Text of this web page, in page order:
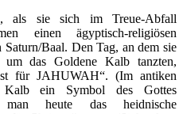
als sie sich im Treue-Abfall
einen ägyptisch-religiösen
Baal. Den Tag, an dem sie
das Goldene Kalb tanzten,
für JAHUWAH“. (Im antiken
ein Symbol des Gottes
heute das heidnische